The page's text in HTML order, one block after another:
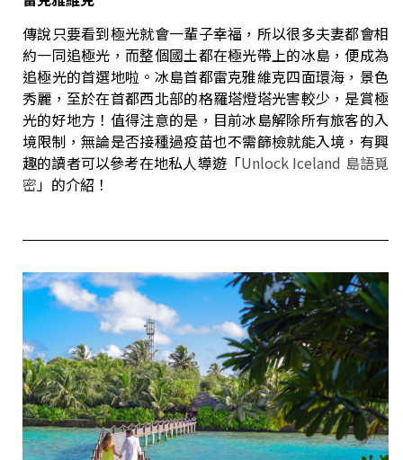
傳說只要看到極光就會一輩子幸福，所以很多夫妻都會相
約一同追極光，而整個國土都在極光帶上的冰島，便成為
追極光的首選地啦。冰島首都雷克雅維克四面環海，景色
秀麗，至於在首都西北部的格羅塔燈塔光害較少，是賞極
光的好地方！值得注意的是，目前冰島解除所有旅客的入
境限制，無論是否接種過疫苗也不需篩檢就能入境，有興
趣的讀者可以參考在地私人導遊「Unlock Iceland 島語覓
密」的介紹！